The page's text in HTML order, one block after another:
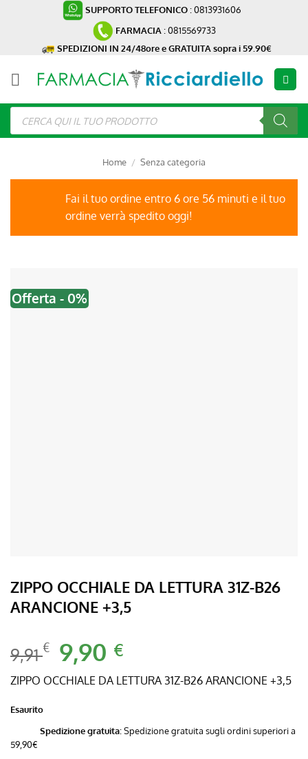
SUPPORTO TELEFONICO : 0813931606
FARMACIA : 0815569733
SPEDIZIONI IN 24/48ore e GRATUITA sopra i 59.90€
Ricerca
prodotti
Home / Senza categoria
Fai il tuo ordine entro 6 ore 56 minuti e il tuo
ordine verrà spedito oggi!
Offerta - 0%
ZIPPO OCCHIALE DA LETTURA 31Z-B26
ARANCIONE +3,5
9,91€ Il
prezzo
originale
9,90 €
attuale
ZIPPO OCCHIALE DA LETTURA 31Z-B26 ARANCIONE +3,5
Esaurito
Spedizione gratuita: Spedizione gratuita sugli ordini superiori a
59,90€